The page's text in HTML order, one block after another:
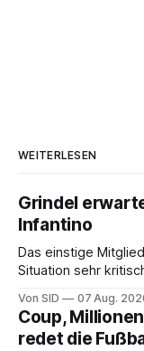
WEITERLESEN
Grindel
Infantino
Das einstige
Situation sehr
Von SID 07 Aug.
Coup,
redet die